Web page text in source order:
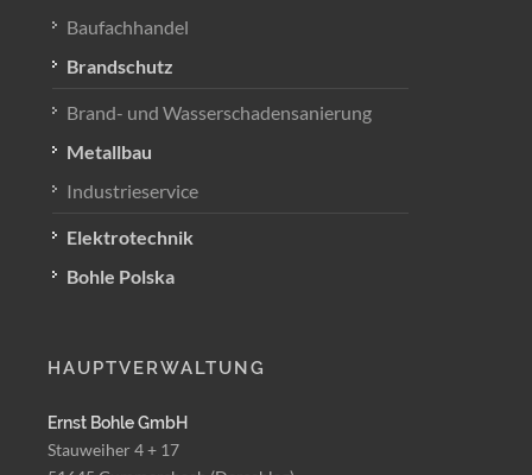
Baufachhandel
Brandschutz
Brand- und Wasserschadensanierung
Metallbau
Industrieservice
Elektrotechnik
Bohle Polska
HAUPTVERWALTUNG
Ernst Bohle GmbH
Stauweiher 4 + 17